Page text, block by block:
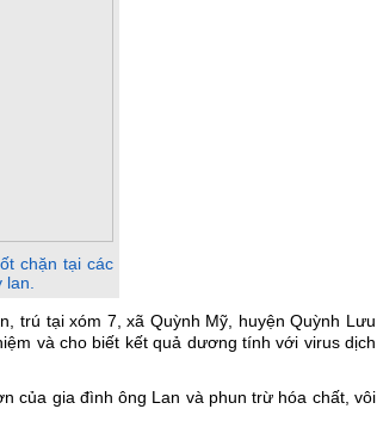
chặn tại các
trú tại xóm 7, xã Quỳnh Mỹ, huyện Quỳnh Lưu
và cho biết kết quả dương tính với virus dịch
của gia đình ông Lan và phun trừ hóa chất, vôi